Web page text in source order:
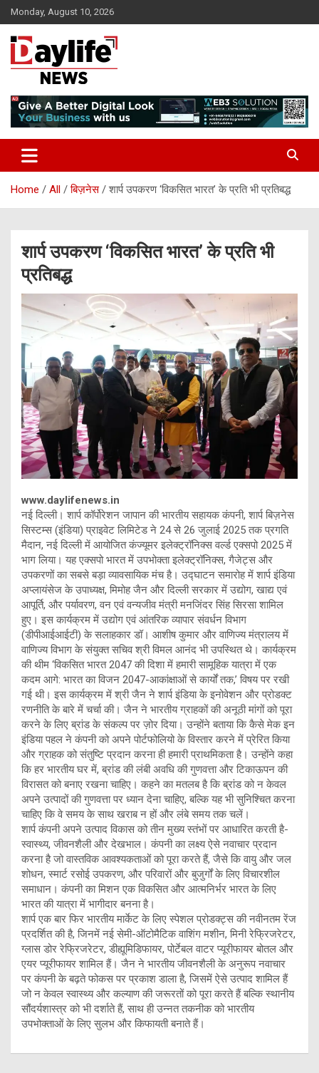
Skip
to
content
Monday, August 10, 2026
daylifenews
Home All बिज़नेस शार्प उपकरण ‘विकसित भारत’ के प्रति भी प्रतिबद्ध
शार्प उपकरण ‘विकसित भारत’ के प्रति भी
प्रतिबद्ध
www.daylifenews.in
नई दिल्ली। शार्प कॉर्पोरेशन जापान की भारतीय सहायक कंपनी, शार्प बिज़नेस
सिस्टम्स (इंडिया) प्राइवेट लिमिटेड ने 24 से 26 जुलाई 2025 तक प्रगति
मैदान, नई दिल्ली में आयोजित कंज्यूमर इलेक्ट्रॉनिक्स वर्ल्ड एक्सपो 2025 में
भाग लिया। यह एक्सपो भारत में उपभोक्ता इलेक्ट्रॉनिक्स, गैजेट्स और
उपकरणों का सबसे बड़ा व्यावसायिक मंच है। उद्घाटन समारोह में शार्प इंडिया
अप्लायंसेज के उपाध्यक्ष, मिमोह जैन और दिल्ली सरकार में उद्योग, खाद्य एवं
आपूर्ति, और पर्यावरण, वन एवं वन्यजीव मंत्री मनजिंदर सिंह सिरसा शामिल
हुए। इस कार्यक्रम में उद्योग एवं आंतरिक व्यापार संवर्धन विभाग
(डीपीआईआईटी) के सलाहकार डॉ। आशीष कुमार और वाणिज्य मंत्रालय में
वाणिज्य विभाग के संयुक्त सचिव श्री विमल आनंद भी उपस्थित थे। कार्यक्रम
की थीम ‘विकसित भारत 2047 की दिशा में हमारी सामूहिक यात्रा में एक
कदम आगे: भारत का विजन 2047-आकांक्षाओं से कार्यों तक,’ विषय पर रखी
गई थी। इस कार्यक्रम में श्री जैन ने शार्प इंडिया के इनोवेशन और प्रोडक्ट
रणनीति के बारे में चर्चा की। जैन ने भारतीय ग्राहकों की अनूठी मांगों को पूरा
करने के लिए ब्रांड के संकल्प पर ज़ोर दिया। उन्होंने बताया कि कैसे मेक इन
इंडिया पहल ने कंपनी को अपने पोर्टफोलियो के विस्तार करने में प्रेरित किया
और ग्राहक को संतुष्टि प्रदान करना ही हमारी प्राथमिकता है। उन्होंने कहा
कि हर भारतीय घर में, ब्रांड की लंबी अवधि की गुणवत्ता और टिकाऊपन की
विरासत को बनाए रखना चाहिए। कहने का मतलब है कि ब्रांड को न केवल
अपने उत्पादों की गुणवत्ता पर ध्यान देना चाहिए, बल्कि यह भी सुनिश्चित करना
चाहिए कि वे समय के साथ खराब न हों और लंबे समय तक चलें।
शार्प कंपनी अपने उत्पाद विकास को तीन मुख्य स्तंभों पर आधारित करती है-
स्वास्थ्य, जीवनशैली और देखभाल। कंपनी का लक्ष्य ऐसे नवाचार प्रदान
करना है जो वास्तविक आवश्यकताओं को पूरा करते हैं, जैसे कि वायु और जल
शोधन, स्मार्ट रसोई उपकरण, और परिवारों और बुजुर्गों के लिए विचारशील
समाधान। कंपनी का मिशन एक विकसित और आत्मनिर्भर भारत के लिए
भारत की यात्रा में भागीदार बनना है।
शार्प एक बार फिर भारतीय मार्केट के लिए स्पेशल प्रोडक्ट्स की नवीनतम रेंज
प्रदर्शित की है, जिनमें नई सेमी-ऑटोमैटिक वाशिंग मशीन, मिनी रेफ्रिजरेटर,
ग्लास डोर रेफ्रिजरेटर, डीह्यूमिडिफायर, पोर्टेबल वाटर प्यूरीफायर बोतल और
एयर प्यूरीफायर शामिल हैं। जैन ने भारतीय जीवनशैली के अनुरूप नवाचार
पर कंपनी के बढ़ते फोकस पर प्रकाश डाला है, जिसमें ऐसे उत्पाद शामिल हैं
जो न केवल स्वास्थ्य और कल्याण की जरूरतों को पूरा करते हैं बल्कि स्थानीय
सौंदर्यशास्त्र को भी दर्शाते हैं, साथ ही उन्नत तकनीक को भारतीय
उपभोक्ताओं के लिए सुलभ और किफायती बनाते हैं।